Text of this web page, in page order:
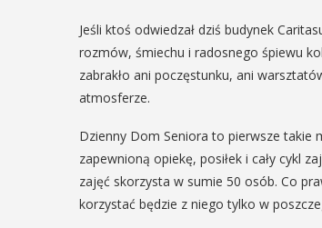
Jeśli ktoś odwiedzał dziś budynek
rozmów, śmiechu i radosnego śpiewu
zabrakło ani poczęstunku, ani
atmosferze.
Dzienny Dom Seniora to pierwsze takie
zapewnioną opiekę, posiłek i cały cykl
zajęć skorzysta w sumie 50 osób. Co
korzystać będzie z niego tylko w